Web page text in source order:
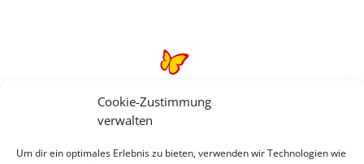
Cookie-Zustimmung
verwalten
Um dir ein optimales Erlebnis zu bieten, verwenden wir Technologien wie
Rechtliche Informationen